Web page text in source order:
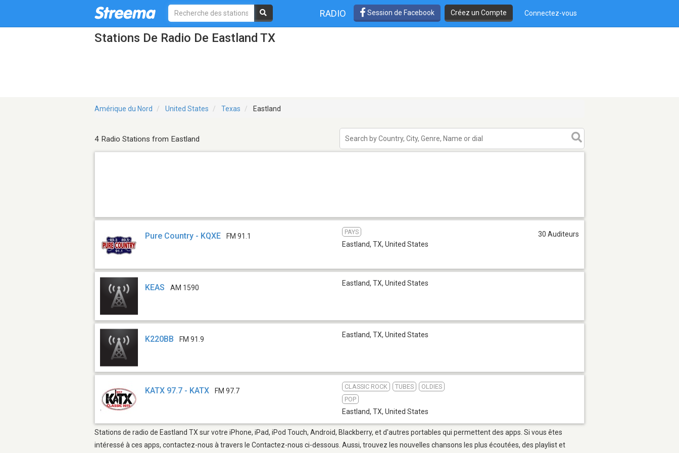
RADIO Session de Facebook Créez un Compte Connectez-vous
Stations De Radio De Eastland TX
Amérique du Nord United States Texas Eastland
4 Radio Stations from Eastland
Pure Country - KQXE FM 91.1
PAYS
Eastland, TX, United States
30 Auditeurs
KEAS AM 1590
Eastland, TX, United States
K220BB FM 91.9
Eastland, TX, United States
KATX 97.7 - KATX FM 97.7
CLASSIC ROCK TUBES
OLDIES
POP
Eastland, TX, United States
Stations de radio de Eastland TX sur votre iPhone, iPad, iPod Touch, Android, Blackberry, et d'autres portables qui permettent des apps. Si vous êtes
intéressé à ces apps, contactez-nous à travers le Contactez-nous ci-dessous. Aussi, trouvez les nouvelles chansons les plus écoutées, des playlist et